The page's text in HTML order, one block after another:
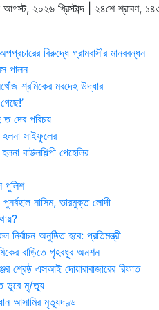
২০২৬ খ্রিস্টাব্দ | ২৪শে শ্রাবণ,
বিরুদ্ধে গ্রামবাসীর মানববন্ধন
পালন
শ্রমিকের মরদেহ উদ্ধার
দের পরিচয়
হলনা সাইফুলের
বাউলশিল্পী পেহেলির
পুলিশ
নাসিম, ভারমুক্ত লোদী
অনুষ্ঠিত হবে: প্রতিমন্ত্রী
বাড়িতে গৃহবধূর অনশন
শ্রেষ্ঠ এসআই দোয়ারাবাজারের রিফাত
ডুবে মৃ/ত্যু
আসামির মৃত্যুদণ্ড